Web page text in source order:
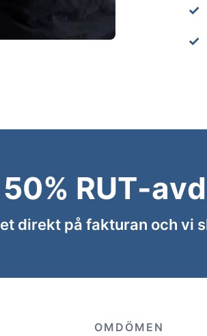
50% RUT-
direkt på fakturan och vi
OMDÖMEN